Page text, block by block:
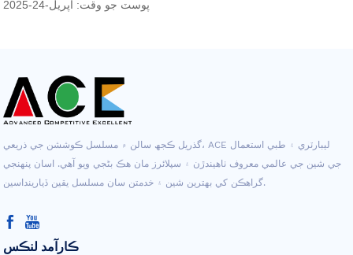
پوسٽ جو وقت: اپريل-24-2025
گذريل ڪجھ سالن ۾ مسلسل ڪوششن جي ذريعي، ACE ليبارٽري ۽ طبي استعمال
جي شين جي عالمي معروف ٺاهيندڙن ۽ سپلائرز مان هڪ بڻجي ويو آهي. اسان پنهنجي
گراهڪن کي بهترين شين ۽ خدمتن سان مسلسل يقين ڏيارينداسين.
ڪارآمد لنڪس